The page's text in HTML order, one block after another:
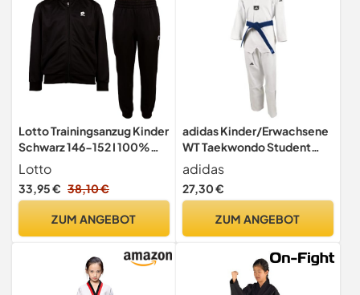
Lotto Trainingsanzug Kinder
Schwarz 146-152 I 100%
Polyester I Taschen
Lotto
33,95 € 38,10 €
ZUM ANGEBOT
adidas Kinder/Erwachsene
WT Taekwondo Student
Dobok ohne Streifen
Kampfsport WTF Kinder
Uniform 140 cm weiß
adidas
27,30 €
ZUM ANGEBOT